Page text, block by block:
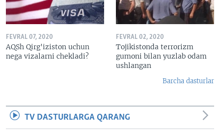
FEVRAL 07, 2020
AQSh Qirg'iziston uchun
nega vizalarni chekladi?
FEVRAL 02, 2020
Tojikistonda terrorizm
gumoni bilan yuzlab odam
ushlangan
Barcha dasturlar
TV DASTURLARGA QARANG